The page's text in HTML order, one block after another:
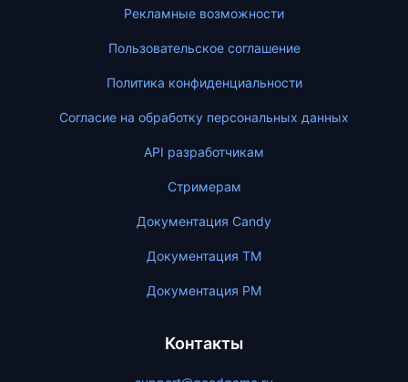
Рекламные возможности
Пользовательское соглашение
Политика конфиденциальности
Согласие на обработку персональных данных
API разработчикам
Стримерам
Документация Candy
Документация ТМ
Документация PM
Контакты